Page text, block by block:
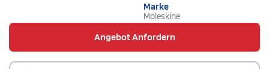
Marke
Moleskine
Angebot Anfordern